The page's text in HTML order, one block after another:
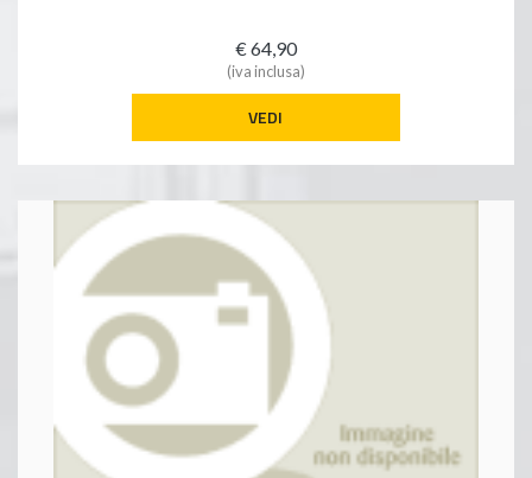
€ 64,90
(iva inclusa)
VEDI